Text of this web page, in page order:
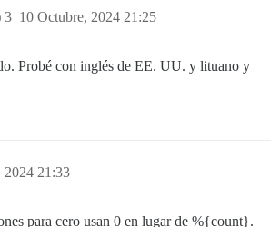
10 Octubre, 2024 21:25
3
Probé con inglés de EE. UU. y lituano y
2024 21:33
para cero usan 0 en lugar de %{count}.